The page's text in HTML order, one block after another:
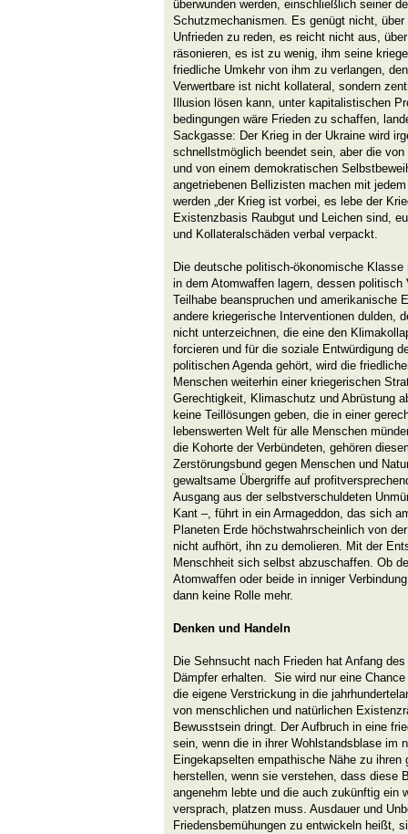
überwunden werden, einschließlich seiner
Schutzmechanismen. Es genügt nicht, über
Unfrieden zu reden, es reicht nicht aus,
räsonieren, es ist zu wenig, ihm seine
friedliche Umkehr von ihm zu verlangen,
Verwertbare ist nicht kollateral, sondern
Illusion lösen kann, unter kapitalistischen
bedingungen wäre Frieden zu schaffen,
Sackgasse: Der Krieg in der Ukraine wird
schnellstmöglich beendet sein, aber die
und von einem demokratischen
angetriebenen Bellizisten machen mit
werden „der Krieg ist vorbei, es lebe der
Existenzbasis Raubgut und Leichen sind,
und Kollateralschäden verbal verpackt.
Die deutsche politisch-ökonomische
in dem Atomwaffen lagern, dessen politisch
Teilhabe beanspruchen und amerikanische
andere kriegerische Interventionen dulden,
nicht unterzeichnen, die eine den
forcieren und für die soziale Entwürdigung
politischen Agenda gehört, wird die
Menschen weiterhin einer kriegerischen
Gerechtigkeit, Klimaschutz und Abrüstung
keine Teillösungen geben, die in einer
lebenswerten Welt für alle Menschen
die Kohorte der Verbündeten, gehören
Zerstörungsbund gegen Menschen und
gewaltsame Übergriffe auf
Ausgang aus der selbstverschuldeten
Kant –, führt in ein Armageddon, das sich
Planeten Erde höchstwahrscheinlich von
nicht aufhört, ihn zu demolieren. Mit der
Menschheit sich selbst abzuschaffen. Ob
Atomwaffen oder beide in inniger
dann keine Rolle mehr.
Denken und Handeln
Die Sehnsucht nach Frieden hat Anfang
Dämpfer erhalten. Sie wird nur eine
die eigene Verstrickung in die
von menschlichen und natürlichen
Bewusstsein dringt. Der Aufbruch in eine
sein, wenn die in ihrer Wohlstandsblase im
Eingekapselten empathische Nähe zu ihren
herstellen, wenn sie verstehen, dass diese
angenehm lebte und die auch zukünftig ein
versprach, platzen muss. Ausdauer und
Friedensbemühungen zu entwickeln heißt,